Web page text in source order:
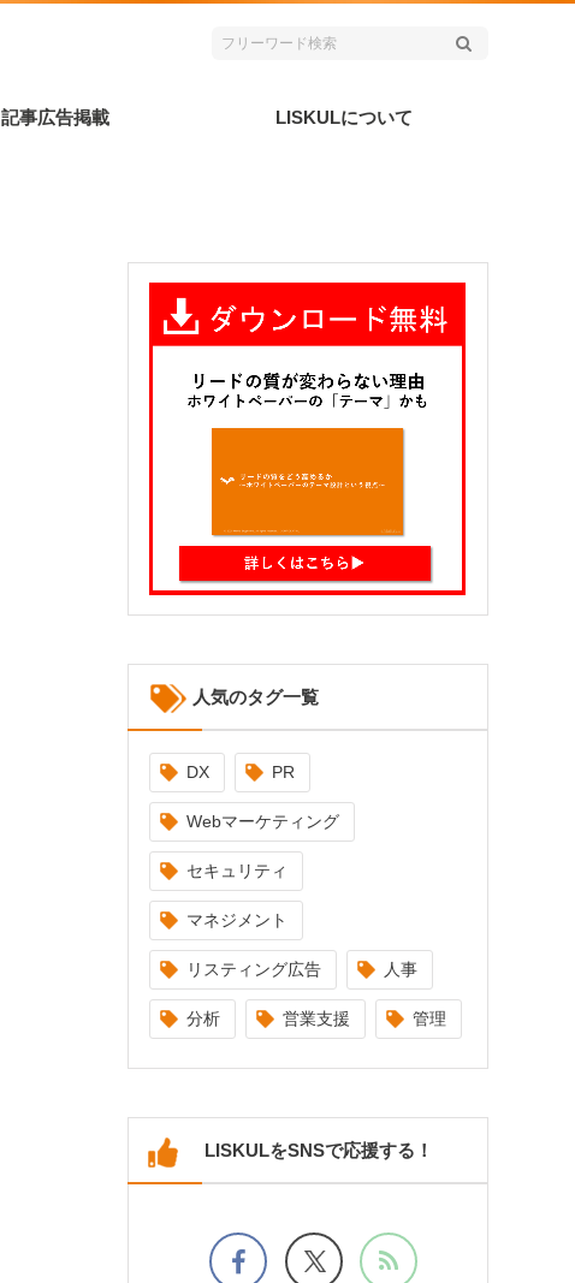
記事広告掲載 LISKULについて
人気のタグ一覧
DX PR
Webマーケティング
セキュリティ
マネジメント
リスティング広告 人事
分析 営業支援 管理
LISKULをSNSで応援する！